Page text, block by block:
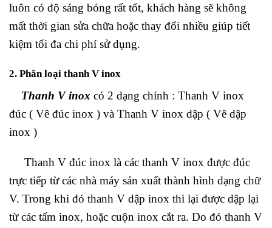
luôn có độ sáng bóng rất tốt, khách hàng sẽ không
mất thời gian sửa chữa hoặc thay đổi nhiều giúp tiết
kiệm tối đa chi phí sử dụng.
2. Phân loại thanh V inox
Thanh V inox có 2 dạng chính : Thanh V inox
đúc ( Vê đúc inox ) và Thanh V inox dập ( Vê dập
inox )
Thanh V đúc inox là các thanh V inox được đúc
trực tiếp từ các nhà máy sản xuất thành hình dạng chữ
V. Trong khi đó thanh V dập inox thì lại được dập lại
từ các tấm inox, hoặc cuộn inox cắt ra. Do đó thanh V